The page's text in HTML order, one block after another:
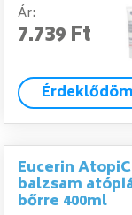
Ár:
7.739 Ft
Érdeklődöm
Eucerin
balzsam
bőrre 400ml